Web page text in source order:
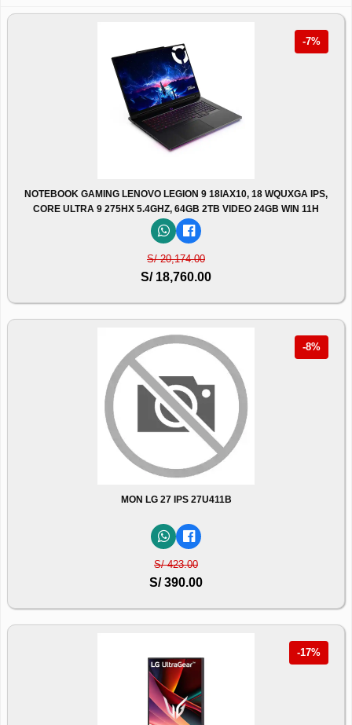
-7%
NOTEBOOK GAMING LENOVO LEGION 9 18IAX10, 18 WQUXGA IPS,
CORE ULTRA 9 275HX 5.4GHZ, 64GB 2TB VIDEO 24GB WIN 11H
S/ 20,174.00
S/ 18,760.00
-8%
MON LG 27 IPS 27U411B
S/ 423.00
S/ 390.00
-17%